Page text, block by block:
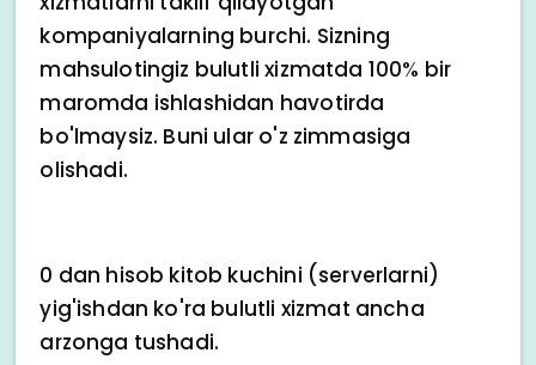
kompaniyalarning burchi. Sizning
mahsulotingiz bulutli xizmatda 100% bir
maromda ishlashidan havotirda
bo'lmaysiz. Buni ular o'z zimmasiga
olishadi.
0 dan hisob kitob kuchini (serverlarni)
yig'ishdan ko'ra bulutli xizmat ancha
arzonga tushadi.